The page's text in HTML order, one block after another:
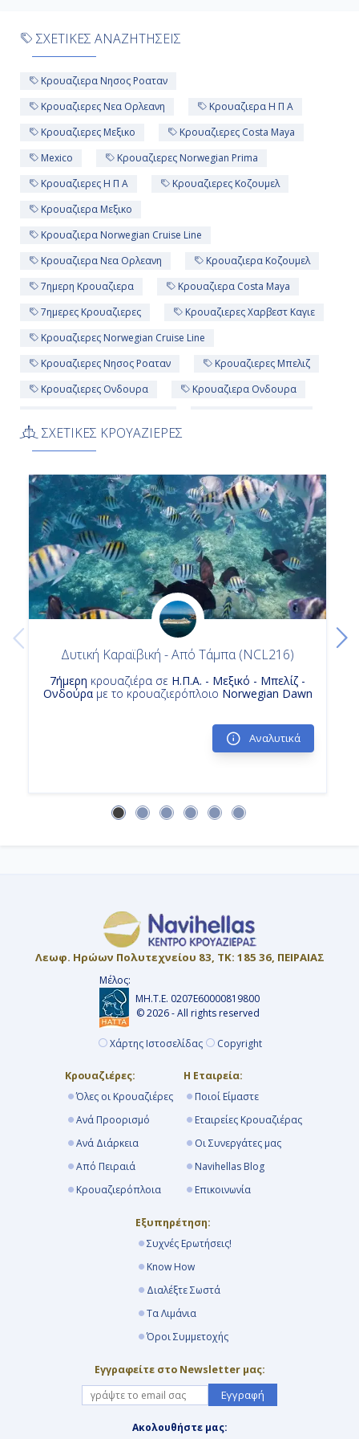
ΣΧΕΤΙΚΕΣ ΑΝΑΖΗΤΗΣΕΙΣ
Κρουαζιερα Νησος Ροαταν
Κρουαζιερες Νεα Ορλεανη
Κρουαζιερα Η Π Α
Κρουαζιερες Μεξικο
Κρουαζιερες Costa Maya
Mexico
Κρουαζιερες Norwegian Prima
Κρουαζιερες Η Π Α
Κρουαζιερες Κοζουμελ
Κρουαζιερα Μεξικο
Κρουαζιερα Norwegian Cruise Line
Κρουαζιερα Νεα Ορλεανη
Κρουαζιερα Κοζουμελ
7ημερη Κρουαζιερα
Κρουαζιερα Costa Maya
7ημερες Κρουαζιερες
Κρουαζιερες Χαρβεστ Καγιε
Κρουαζιερες Norwegian Cruise Line
Κρουαζιερες Νησος Ροαταν
Κρουαζιερες Μπελιζ
Κρουαζιερες Ονδουρα
Κρουαζιερα Ονδουρα
Κρουαζιερα Norwegian Prima
ΣΧΕΤΙΚΕΣ ΚΡΟΥΑΖΙΕΡΕΣ
Δυτική Καραϊβική - Από Τάμπα (NCL216)
7ήμερη κρουαζιέρα σε Η.Π.Α. - Μεξικό - Μπελίζ -
Ονδούραμε το κρουαζιερόπλοιο Norwegian Dawn
Αναλυτικά
Λεωφ. Ηρώων Πολυτεχνείου 83, ΤΚ: 185 36, ΠΕΙΡΑΙΑΣ
Μέλος:
ΜΗ.Τ.Ε. 0207Ε60000819800
© 2026 - All rights reserved
Χάρτης Ιστοσελίδας Copyright
Κρουαζιέρες:
Όλες οι Κρουαζιέρες
Ανά Προορισμό
Ανά Διάρκεια
Από Πειραιά
Κρουαζιερόπλοια
Η Εταιρεία:
Ποιοί Είμαστε
Εταιρείες Κρουαζιέρας
Οι Συνεργάτες μας
Navihellas Blog
Επικοινωνία
Εξυπηρέτηση:
Συχνές Ερωτήσεις!
Know How
Διαλέξτε Σωστά
Τα Λιμάνια
Όροι Συμμετοχής
Εγγραφείτε στο Newsletter μας:
Εγγραφή
Ακολουθήστε μας: